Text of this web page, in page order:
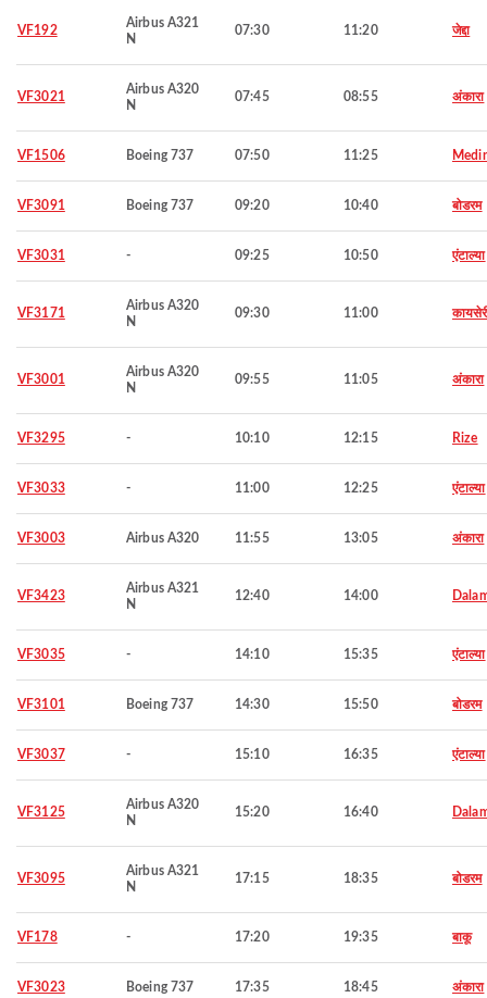
VF192
Airbus A321
N
07:30 11:20 जेद्दा
VF3021
Airbus A320
N
07:45 08:55 अंकारा
VF1506 Boeing 737 07:50 11:25
VF3091 Boeing 737 09:20 10:40 बोडरम
VF3031 - 09:25 10:50 एंटाल्या
VF3171
Airbus A320
N
09:30 11:00
VF3001
Airbus A320
N
09:55 11:05 अंकारा
VF3295 - 10:10 12:15 Rize
VF3033 - 11:00 12:25 एंटाल्या
VF3003 Airbus A320 11:55 13:05 अंकारा
VF3423
Airbus A321
N
12:40 14:00
VF3035 - 14:10 15:35 एंटाल्या
VF3101 Boeing 737 14:30 15:50 बोडरम
VF3037 - 15:10 16:35 एंटाल्या
VF3125
Airbus A320
N
15:20 16:40
VF3095
Airbus A321
N
17:15 18:35 बोडरम
VF178 - 17:20 19:35 बाकू
VF3023 Boeing 737 17:35 18:45 अंकारा